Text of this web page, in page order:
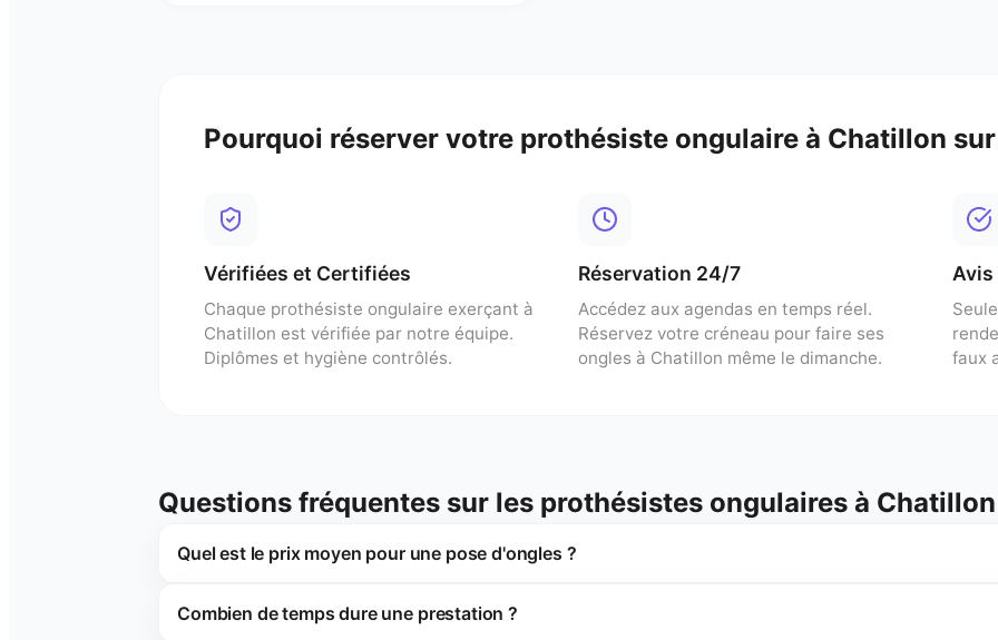
Pourquoi réserver votre prothésiste ongulaire à Chatillon
Vérifiées et Certifiées
Chaque prothésiste ongulaire exerçant à
Chatillon est vérifiée par notre équipe.
Diplômes et hygiène contrôlés.
Réservation 24/7
Accédez aux agendas en temps réel.
Réservez votre créneau pour faire ses
ongles à Chatillon même le dimanche.
faux
Questions fréquentes sur les prothésistes ongulaires à Chatillon
Quel est le prix moyen pour une pose d'ongles ?
Combien de temps dure une prestation ?